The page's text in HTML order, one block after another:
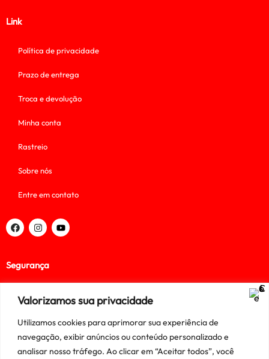
Valorizamos sua privacidade
Utilizamos cookies para aprimorar sua experiência de
navegação, exibir anúncios ou conteúdo personalizado e
analisar nosso tráfego. Ao clicar em “Aceitar todos”, você
Link
Política de privacidade
Prazo de entrega
Troca e devolução
Minha conta
Rastreio
Sobre nós
Entre em contato
Segurança
Assine nossa lista de clientes